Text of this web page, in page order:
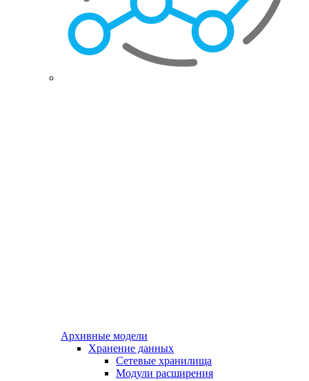
Архивные модели
Хранение данных
Сетевые хранилища
Модули расширения